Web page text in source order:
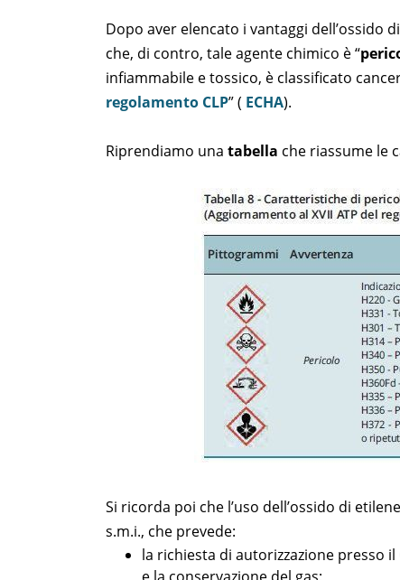
Dopo aver elencato i vantaggi dell’ossido
che, di contro, tale agente chimico è “
infiammabile e tossico, è classificato
regolamento CLP” ( ECHA).
Riprendiamo una tabella che riassume le
Si ricorda poi che l’uso dell’ossido di
s.m.i., che prevede:
la richiesta di autorizzazione presso
e la conservazione del gas;